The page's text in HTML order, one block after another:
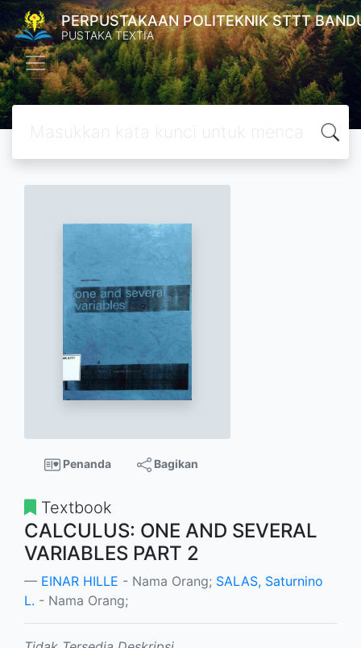
PERPUSTAKAAN POLITEKNIK STTT
PUSTAKA TEXTIA
Penanda Bagikan
Textbook
CALCULUS: ONE AND SEVERAL
VARIABLES PART 2
EINAR HILLE - Nama Orang; SALAS, Saturnino
L. - Nama Orang;